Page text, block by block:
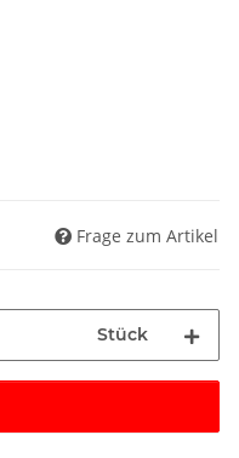
Frage zum Artikel
Stück